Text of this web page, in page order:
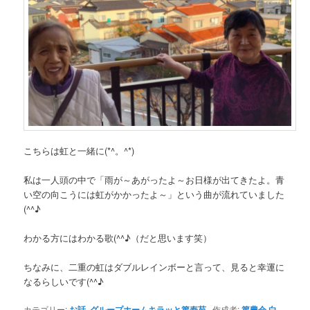
こちらは虹と一緒に(*^。^*)
私は一人頭の中で「雨が～あがったよ～お日様が出てきたよ。青
い空の向こうには虹がかかったよ～」という曲が流れていました
(^^♪
わかる方にはわかる歌(^^♪（だと思います笑）
ちなみに、二重の虹はダブルレインボーと言って、見ると幸運に
なるらしいです(^^♪